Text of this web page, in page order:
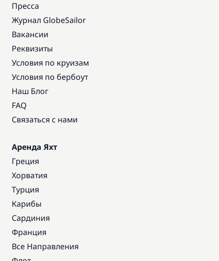
Пресса
Журнал GlobeSailor
Вакансии
Реквизиты
Условия по круизам
Условия по бербоут
Наш Блог
FAQ
Связаться с нами
Аренда Яхт
Греция
Хорватия
Турция
Карибы
Сардиния
Франция
Все Направления